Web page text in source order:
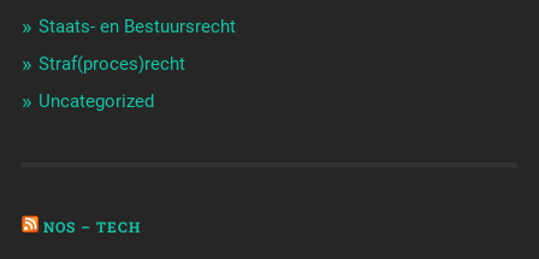
Staats- en Bestuursrecht
Straf(proces)recht
Uncategorized
NOS – TECH